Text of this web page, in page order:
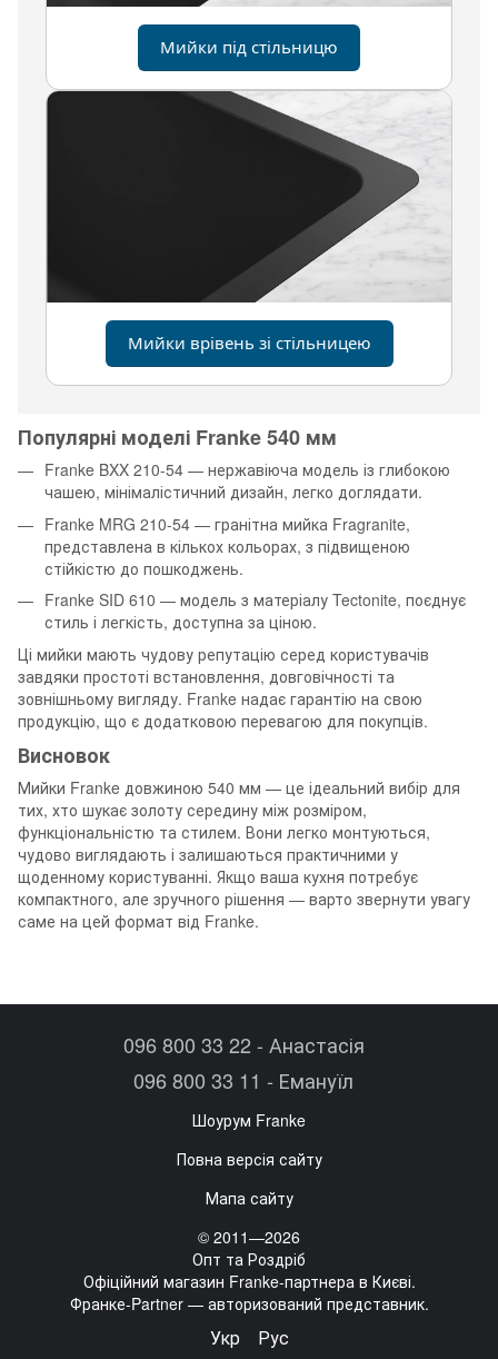
Мийки під стільницю
Мийки врівень зі стільницею
Популярні моделі Franke 540 мм
Franke BXX 210-54 — нержавіюча модель із глибокою
чашею, мінімалістичний дизайн, легко доглядати.
Franke MRG 210-54 — гранітна мийка Fragranite,
представлена в кількох кольорах, з підвищеною
стійкістю до пошкоджень.
Franke SID 610 — модель з матеріалу Tectonite, поєднує
стиль і легкість, доступна за ціною.
Ці мийки мають чудову репутацію серед користувачів
завдяки простоті встановлення, довговічності та
зовнішньому вигляду. Franke надає гарантію на свою
продукцію, що є додатковою перевагою для покупців.
Висновок
Мийки Franke довжиною 540 мм — це ідеальний вибір для
тих, хто шукає золоту середину між розміром,
функціональністю та стилем. Вони легко монтуються,
чудово виглядають і залишаються практичними у
щоденному користуванні. Якщо ваша кухня потребує
компактного, але зручного рішення — варто звернути увагу
саме на цей формат від Franke.
096 800 33 22 - Анастасія
096 800 33 11 - Емануїл
Шоурум Franke
Повна версія сайту
Мапа сайту
© 2011—2026
Опт та Роздріб
Офіційний магазин Franke-партнера в Києві.
Франке-Partner — авторизований представник.
Укр Рус